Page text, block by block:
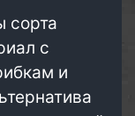
сорта
с
и